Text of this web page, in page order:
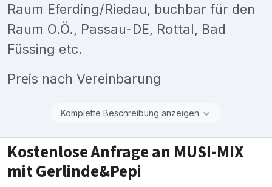
Raum Eferding/Riedau, buchbar für den
Raum O.Ö., Passau-DE, Rottal, Bad
Füssing etc.
Preis nach Vereinbarung
Komplette Beschreibung anzeigen
Kostenlose Anfrage an MUSI-MIX
mit Gerlinde&Pepi